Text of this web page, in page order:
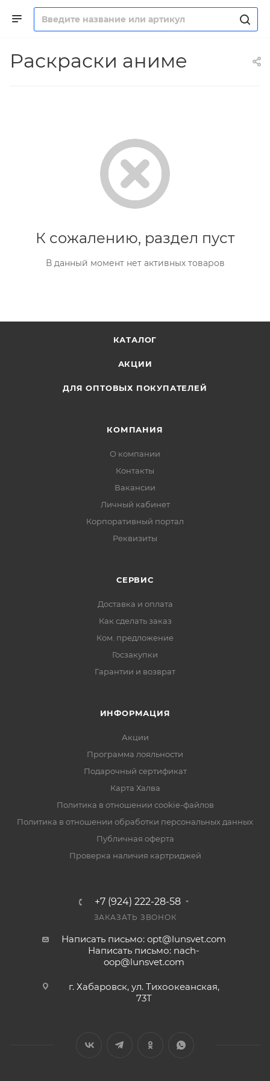
Раскраски аниме
К сожалению, раздел пуст
В данный момент нет активных товаров
КАТАЛОГ
АКЦИИ
ДЛЯ ОПТОВЫХ ПОКУПАТЕЛЕЙ
КОМПАНИЯ
О компании
Контакты
Вакансии
Личный кабинет
Корпоративный портал
Реквизиты
СЕРВИС
Доставка и оплата
Как сделать заказ
Ком. предложение
Госзакупки
Гарантии и возврат
ИНФОРМАЦИЯ
Акции
Программа лояльности
Подарочный сертификат
Карта Халва
Политика в отношении cookie-файлов
Политика в отношении обработки персональных данных
Публичная оферта
Проверка наличия картриджей
+7 (924) 222-28-58
ЗАКАЗАТЬ ЗВОНОК
Написать письмо: opt@lunsvet.com
Написать письмо: nach-
oop@lunsvet.com
г. Хабаровск, ул. Тихоокеанская,
73Т